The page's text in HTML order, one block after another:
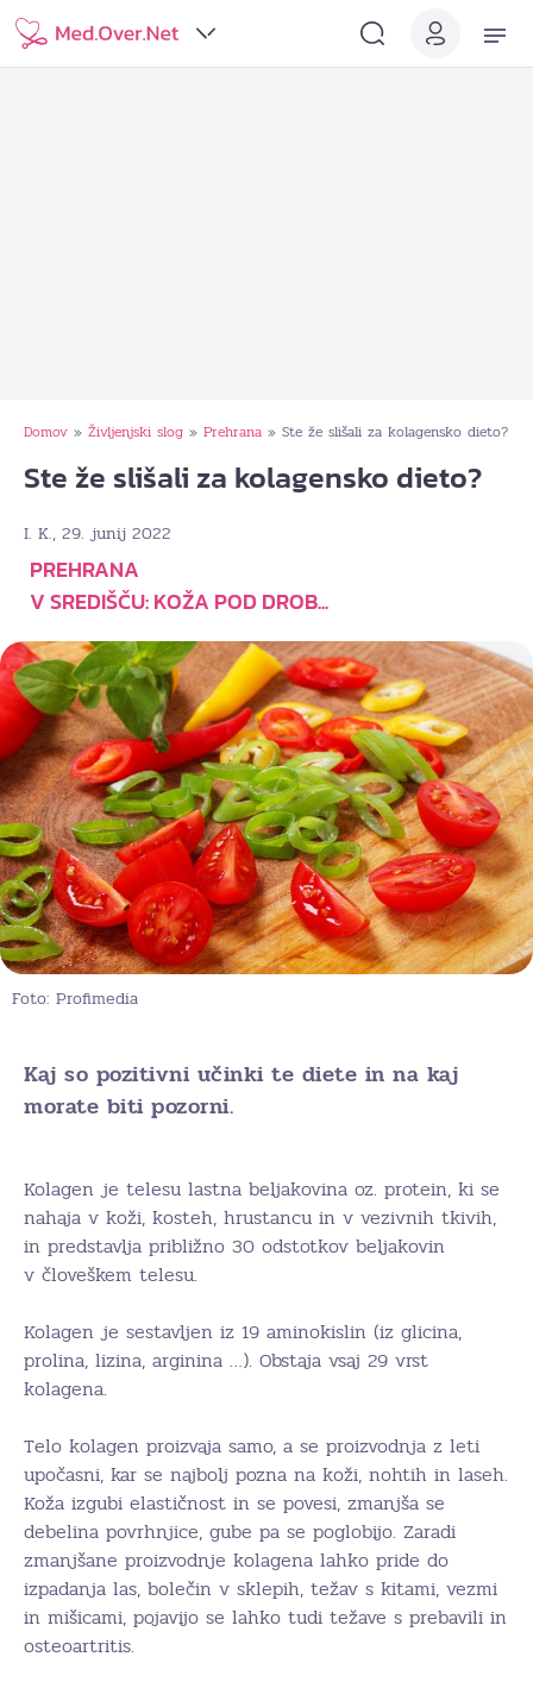
Domov » Življenjski slog » Prehrana » Ste že slišali za kolagensko dieto?
Ste že slišali za kolagensko dieto?
I. K., 29. junij 2022
PREHRANA
V SREDIŠČU: KOŽA POD DROB...
Foto: Profimedia
Kaj so pozitivni učinki te diete in na kaj
morate biti pozorni.
Kolagen je telesu lastna beljakovina oz. protein, ki se
nahaja v koži, kosteh, hrustancu in v vezivnih tkivih,
in predstavlja približno 30 odstotkov beljakovin
v človeškem telesu.
Kolagen je sestavljen iz 19 aminokislin (iz glicina,
prolina, lizina, arginina …). Obstaja vsaj 29 vrst
kolagena.
Telo kolagen proizvaja samo, a se proizvodnja z leti
upočasni, kar se najbolj pozna na koži, nohtih in laseh.
Koža izgubi elastičnost in se povesi, zmanjša se
debelina povrhnjice, gube pa se poglobijo. Zaradi
zmanjšane proizvodnje kolagena lahko pride do
izpadanja las, bolečin v sklepih, težav s kitami, vezmi
in mišicami, pojavijo se lahko tudi težave s prebavili in
osteoartritis.